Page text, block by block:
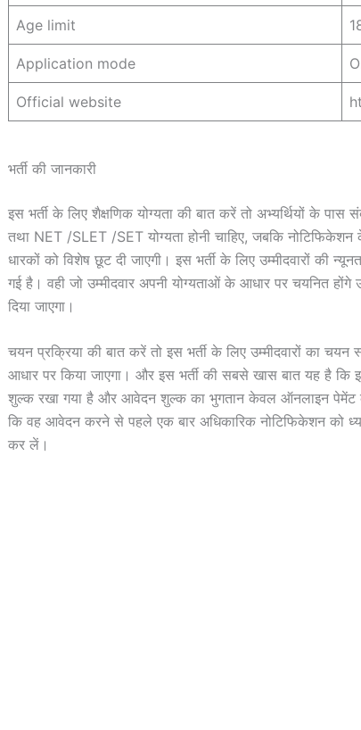
Age limit
Application mode
Official website
भर्ती की जानकारी
इस भर्ती के लिए शैक्षणिक योग्यता की बात करें तो अभ्यर्थियों के
तथा NET /SLET /SET योग्यता होनी चाहिए, जबकि नोटिफिकेशन
धारकों को विशेष छूट दी जाएगी। इस भर्ती के लिए उम्मीदवारों की
गई है। वही जो उम्मीदवार अपनी योग्यताओं के आधार पर चयनित
दिया जाएगा।
चयन प्रक्रिया की बात करें तो इस भर्ती के लिए उम्मीदवारों का
आधार पर किया जाएगा। और इस भर्ती की सबसे खास बात यह है
शुल्क रखा गया है और आवेदन शुल्क का भुगतान केवल ऑनलाइन पेमेंट के
कि वह आवेदन करने से पहले एक बार अधिकारिक नोटिफिकेशन को
कर लें।